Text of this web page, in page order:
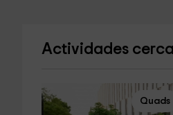
Actividades
Quads